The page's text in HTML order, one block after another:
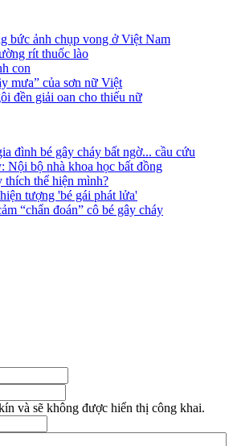
bức ảnh chụp vong ở Việt Nam
rít thuốc lào
con
mưa” của sơn nữ Việt
đền giải oan cho thiếu nữ
đình bé gây cháy bất ngờ... cầu cứu
Nội bộ nhà khoa học bất đồng
thích thể hiện mình?
tượng 'bé gái phát lửa'
“chẩn đoán” cô bé gây cháy
và sẽ không được hiển thị công khai.